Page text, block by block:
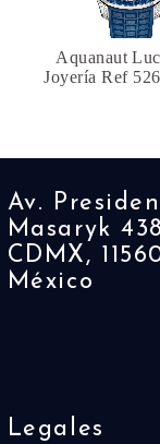
Aquanaut
Joyería Ref
Av.
Masaryk
CDMX,
México
Legales